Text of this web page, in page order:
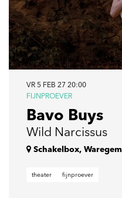
Bavo Buys
Wild Narcissus
FIJNPROEVER
VR 5 FEB 27 20:00
Schakelbox, Waregem
theater fijnproever